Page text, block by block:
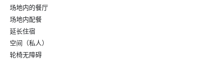
场地内的餐厅
场地内配餐
延长住宿
空间（私人）
轮椅无障碍